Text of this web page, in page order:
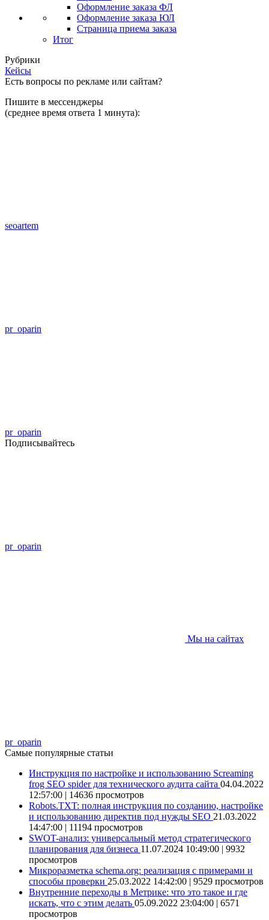
Оформление заказа ФЛ
Оформление заказа ЮЛ
Страница приема заказа
Итог
Рубрики
Кейсы
Есть вопросы по рекламе или сайтам?
Пишите в мессенджеры
(среднее время ответа 1 минута):
seoartem
pr_oparin
pr_oparin
Подписывайтесь
pr_oparin
Мы на сайтах
pr_oparin
Самые популярные статьи
Инструкция по настройке и использованию Screaming
frog SEO spider для технического аудита сайта 04.04.2022
12:57:00 | 14636 просмотров
Robots.TXT: полная инструкция по созданию, настройке
и использованию директив под нужды SEO 21.03.2022
14:47:00 | 11194 просмотров
SWOT-анализ: универсальный метод стратегического
планирования для бизнеса 11.07.2024 10:49:00 | 9932
просмотров
Микроразметка schema.org: реализация с примерами и
способы проверки 25.03.2022 14:42:00 | 9529 просмотров
Внутренние переходы в Метрике: что это такое и где
искать, что с этим делать 05.09.2022 23:04:00 | 6571
просмотров